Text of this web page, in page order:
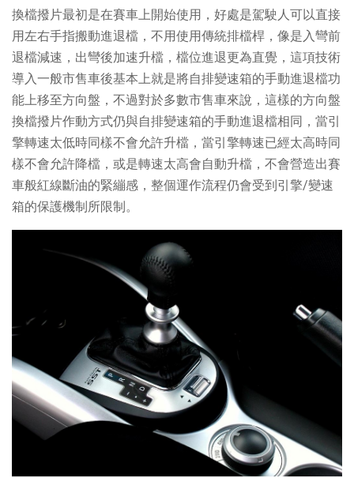
換檔撥片最初是在賽車上開始使用，好處是駕駛人可以直接
用左右手指搬動進退檔，不用使用傳統排檔桿，像是入彎前
退檔減速，出彎後加速升檔，檔位進退更為直覺，這項技術
導入一般市售車後基本上就是將自排變速箱的手動進退檔功
能上移至方向盤，不過對於多數市售車來說，這樣的方向盤
換檔撥片作動方式仍與自排變速箱的手動進退檔相同，當引
擎轉速太低時同樣不會允許升檔，當引擎轉速已經太高時同
樣不會允許降檔，或是轉速太高會自動升檔，不會營造出賽
車般紅線斷油的緊繃感，整個運作流程仍會受到引擎/變速
箱的保護機制所限制。